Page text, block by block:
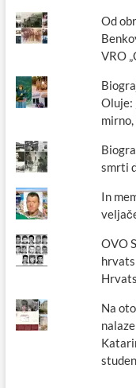
Od
VRO
Oluje:
mirno,
smrti
In
OVO
Na